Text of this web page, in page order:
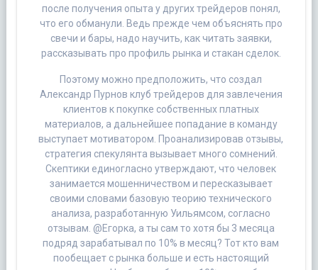
после получения опыта у других трейдеров понял,
что его обманули. Ведь прежде чем объяснять про
свечи и бары, надо научить, как читать заявки,
рассказывать про профиль рынка и стакан сделок.
Поэтому можно предположить, что создал
Александр Пурнов клуб трейдеров для завлечения
клиентов к покупке собственных платных
материалов, а дальнейшее попадание в команду
выступает мотиватором. Проанализировав отзывы,
стратегия спекулянта вызывает много сомнений.
Скептики единогласно утверждают, что человек
занимается мошенничеством и пересказывает
своими словами базовую теорию технического
анализа, разработанную Уильямсом, согласно
отзывам. @Егорка, а ты сам то хотя бы 3 месяца
подряд зарабатывал по 10% в месяц? Тот кто вам
пообещает с рынка больше и есть настоящий